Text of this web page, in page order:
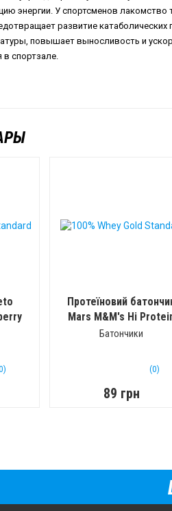
энергии. У спортсменов лакомство
развитие
повышает выносливость и
в спортзале.
Протеїновий
Mars M&M's Hi
Bar Шоколад
Батончики
(0)
89 грн